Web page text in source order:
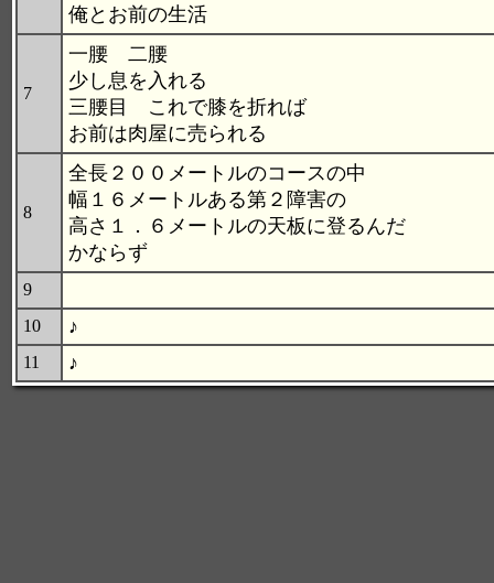
俺とお前の生活
7
一腰 二腰
少し息を入れる
三腰目 これで膝を折れば
お前は肉屋に売られる
8
全長２００メートルのコースの中
幅１６メートルある第２障害の
高さ１．６メートルの天板に登るんだ
かならず
9
10
♪
11 ♪